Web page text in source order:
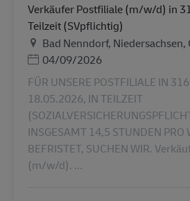
Verkäufer Postfiliale (m/w/d) in
Teilzeit (SVpflichtig)
LieuBad Nenndorf, Niedersachsen,
Posted Date
04/09/2026
FÜR UNSERE POSTFILIALE IN
18.05.2026, IN TEILZEIT
INSGESAMT 14,5 STUNDEN PRO
BEFRISTET, SUCHEN WIR.
(m/w/d). ...